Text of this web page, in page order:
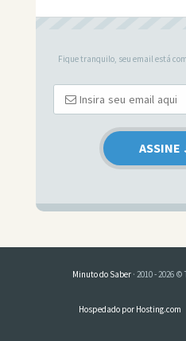
Fique tranquilo, seu email está
Minuto do Saber· 2010 - 2026
Hospedado por Hosting.com